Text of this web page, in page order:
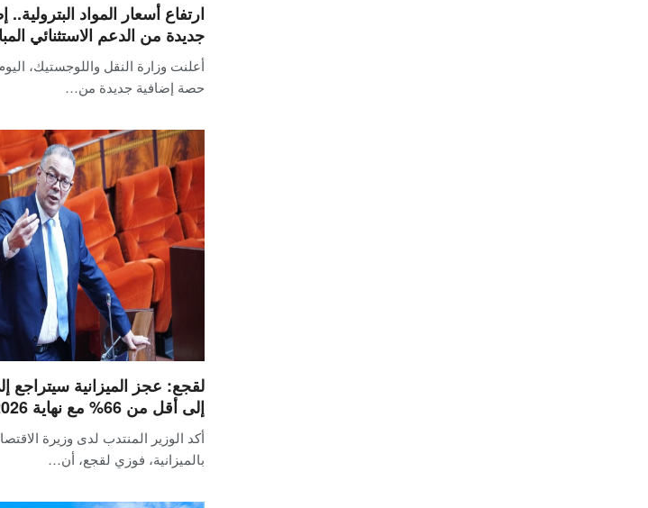
ارتفاع أسعار المواد
جديدة من الدعم الاستثنائي
أعلنت وزارة النقل واللوجستيك، اليوم
حصة إضافية جديدة من…
إلى أقل من 66% مع نهاية 2026
أكد الوزير المنتدب لدى وزيرة
بالميزانية، فوزي لقجع، أن…